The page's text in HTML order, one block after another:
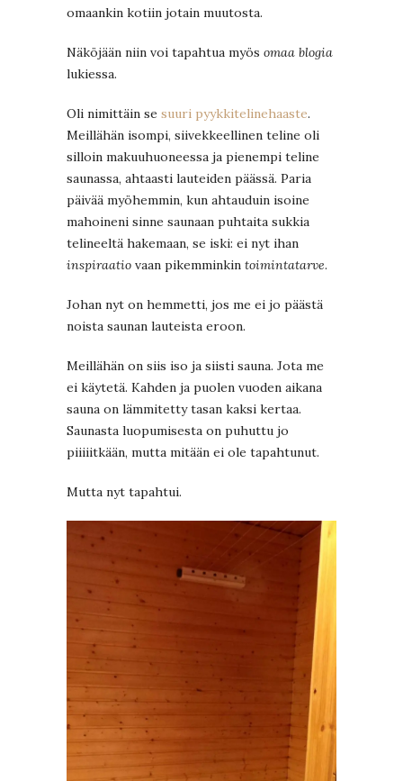
omaankin kotiin jotain muutosta.
Näköjään niin voi tapahtua myös omaa blogia
lukiessa.
Oli nimittäin se suuri pyykkitelinehaaste.
Meillähän isompi, siivekkeellinen teline oli
silloin makuuhuoneessa ja pienempi teline
saunassa, ahtaasti lauteiden päässä. Paria
päivää myöhemmin, kun ahtauduin isoine
mahoineni sinne saunaan puhtaita sukkia
telineeltä hakemaan, se iski: ei nyt ihan
inspiraatio vaan pikemminkin toimintatarve.
Johan nyt on hemmetti, jos me ei jo päästä
noista saunan lauteista eroon.
Meillähän on siis iso ja siisti sauna. Jota me
ei käytetä. Kahden ja puolen vuoden aikana
sauna on lämmitetty tasan kaksi kertaa.
Saunasta luopumisesta on puhuttu jo
piiiiitkään, mutta mitään ei ole tapahtunut.
Mutta nyt tapahtui.